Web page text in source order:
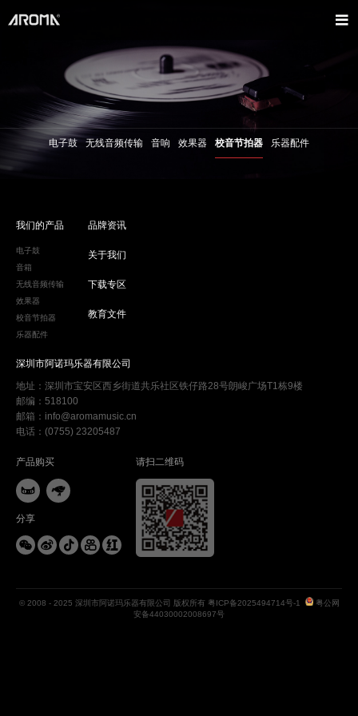
电子鼓 无线音频传输 音响 效果器 校音节拍器 乐器配件
我们的产品
电子鼓
音箱
无线音频传输
效果器
校音节拍器
乐器配件
品牌资讯
关于我们
下载专区
教育文件
深圳市阿诺玛乐器有限公司
地址：深圳市宝安区西乡街道共乐社区铁仔路28号朗峻广场T1栋9楼
邮编：518100
邮箱：info@aromamusic.cn
电话：(0755) 23205487
产品购买
 
分享
    
请扫二维码
© 2008 - 2025 深圳市阿诺玛乐器有限公司 版权所有 粤ICP备2025494714号-1
粤公网
安备44030002008697号